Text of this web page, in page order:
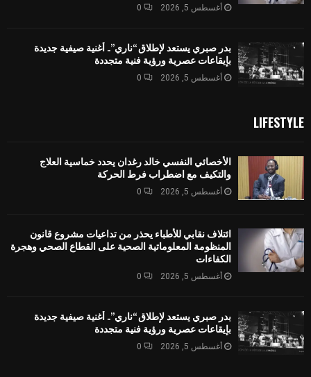
أغسطس 5, 2026 0
بدر صبري يستعد لإطلاق “ناري”.. أغنية صيفية جديدة
بإيقاعات عصرية ورؤية فنية متجددة
أغسطس 5, 2026 0
LIFESTYLE
الأخصائي النفسي خالد رغدان يحدد خماسية العلاج
والتكيف مع اضطراب فرط الحركة
أغسطس 5, 2026 0
ائتلاف نقابي للأطباء يحذر من تداعيات مشروع قانون
المنظومة المعلوماتية الصحية على القطاع الصحي وهجرة
الكفاءات
أغسطس 5, 2026 0
بدر صبري يستعد لإطلاق “ناري”.. أغنية صيفية جديدة
بإيقاعات عصرية ورؤية فنية متجددة
أغسطس 5, 2026 0